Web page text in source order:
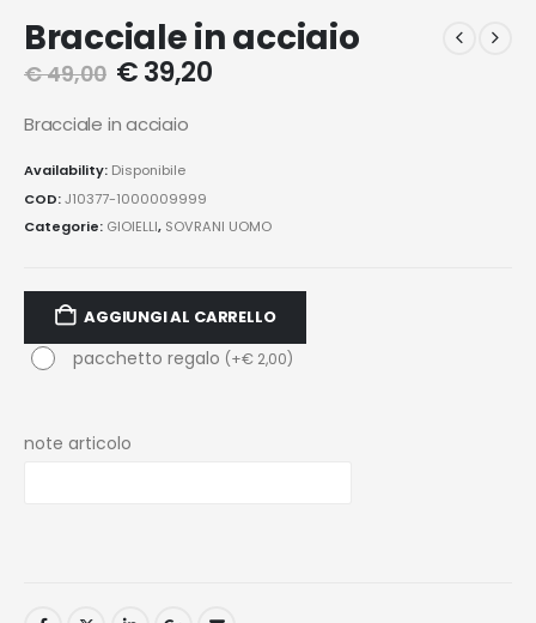
Bracciale in acciaio
€49,00 €39,20
Bracciale in acciaio
Availability: Disponibile
COD:J10377-1000009999
Categorie: GIOIELLI, SOVRANI UOMO
AGGIUNGI AL CARRELLO
pacchetto regalo (+€2,00)
note articolo